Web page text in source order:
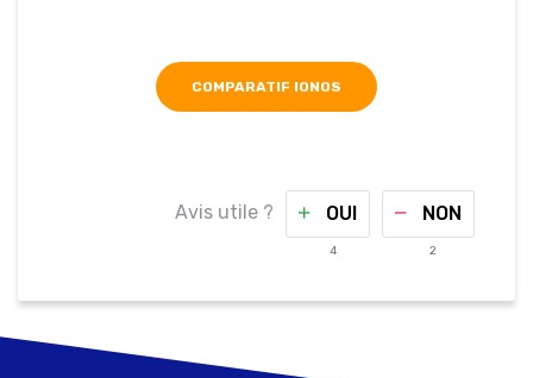
COMPARATIF IONOS
Avis utile ? OUI
4
NON
2